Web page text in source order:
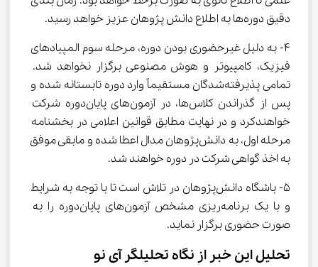
دقیق دوره‌ها به اطلاع دانش پژوهان عزیز خواهد رسید.
4- به دلیل غیرحضوری بودن دوره، مرحله سوم المپیادهای
فیزیک، کامپیوتر و هوش مصنوعی برگزار نخواهد شد.
تمامی پذیرفته‌شدگان مستقیماً وارد دوره تابستانه شده و
پس از گذراندن کلاس‌ها، در آزمون‌های پایان‌دوره شرکت
خواهندکرد و در نهایت مطابق قوانین اعلامی در بخشنامه
مرحله اول، به دانش‌پژوهان مدال اعطا شده و مابقی موفق
به اخذ گواهی شرکت در دوره خواهند شد.
5- باشگاه دانش‌پژوهان در تلاش است تا با توجه به شرایط
و با یک برنامه‌ریزی مشخص آزمون‌های پایان‌دوره را به
صورت حضوری برگزار نماید.
تحلیل این خبر از نگاه تحلیلگر آی نو